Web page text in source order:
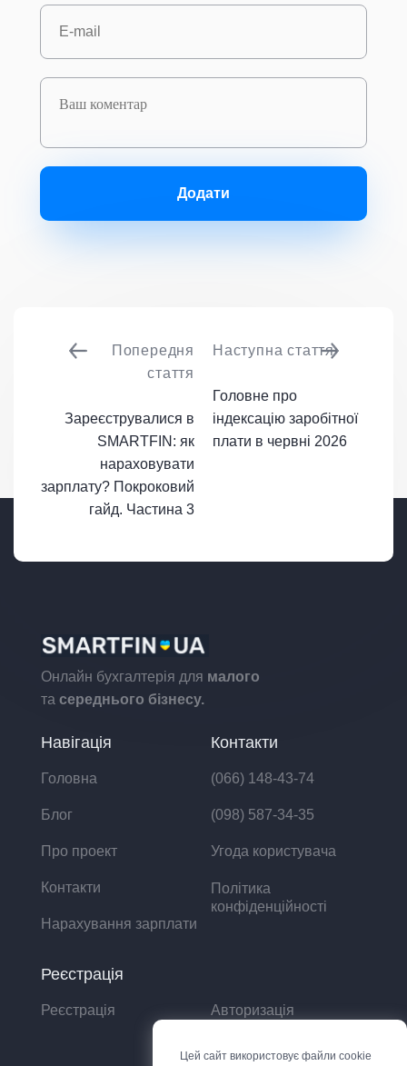
Додати
Попередня
стаття
Зареєструвалися в
SMARTFIN: як
нараховувати
зарплату? Покроковий
гайд. Частина 3
Наступна стаття
Головне про
індексацію заробітної
плати в червні 2026
Онлайн бухгалтерія для малого
та середнього бізнесу.
Навігація
Головна
Блог
Про проект
Контакти
Нарахування зарплати
Контакти
(066) 148-43-74
(098) 587-34-35
Угода користувача
Політика
конфіденційності
Реєстрація
Реєстрація Авторизація
Цей сайт використовує файли cookie